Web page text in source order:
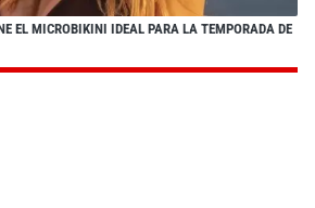
EL MICROBIKINI IDEAL PARA LA TEMPORADA DE